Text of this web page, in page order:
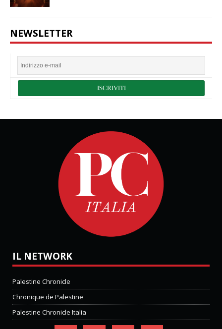
NEWSLETTER
IL NETWORK
Palestine Chronicle
Chronique de Palestine
Palestine Chronicle Italia